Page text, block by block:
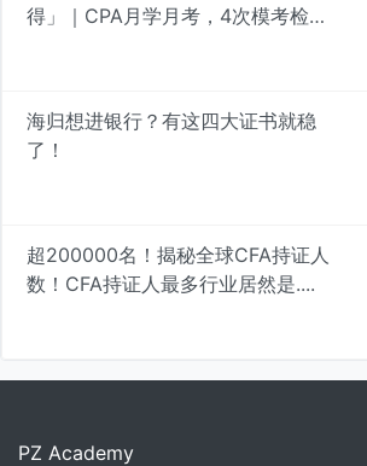
得」｜CPA月学月考，4次模考检验
海归想进银行？有这四大证书就稳
了！
超200000名！揭秘全球CFA持证人
数！CFA持证人最多行业居然是....
PZ Academy